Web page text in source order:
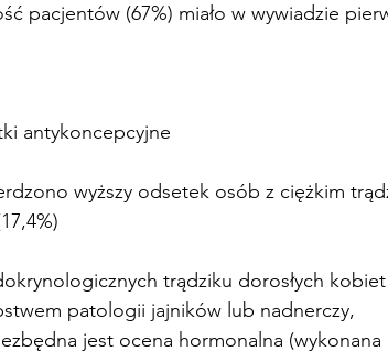
pacjentów (67%) miało w wywiadzie
antykoncepcyjne
wyższy odsetek osób z ciężkim
trądziku dorosłych
patologii jajników lub nadnerczy,
jest ocena hormonalna (wykonana